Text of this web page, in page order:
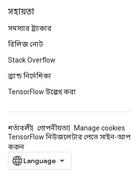
সহায়তা
সমস্যার ট্র্যাকার
রিলিজ নোট
Stack Overflow
ব্র্যান্ড নির্দেশিকা
TensorFlow উল্লেখ করা
শর্তাবলী গোপনীয়তা
Manage cookies
TensorFlow নিউজলেটার পেতে সাইন-আপ
করুন